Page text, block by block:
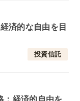
済的な自由を目
投資信託